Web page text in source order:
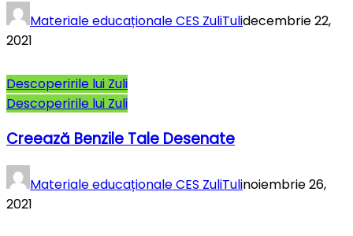
Materiale educaționale CES ZuliTulidecembrie 22,
2021
Descoperirile lui Zuli
Descoperirile lui Zuli
Creează Benzile Tale Desenate
Materiale educaționale CES ZuliTulinoiembrie 26,
2021